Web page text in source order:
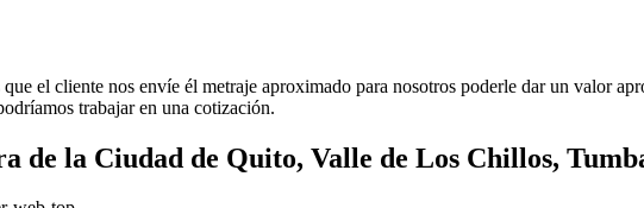
el cliente nos envíe él metraje aproximado para nosotros poderle dar un valor
trabajar en una cotización.
de la Ciudad de Quito, Valle de Los Chillos,